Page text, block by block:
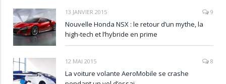
13 JANVIER 2015 9
Nouvelle Honda NSX : le retour d’un mythe, la
high-tech et l’hybride en prime
12 MAI 2015 8
La voiture volante AeroMobile se crashe